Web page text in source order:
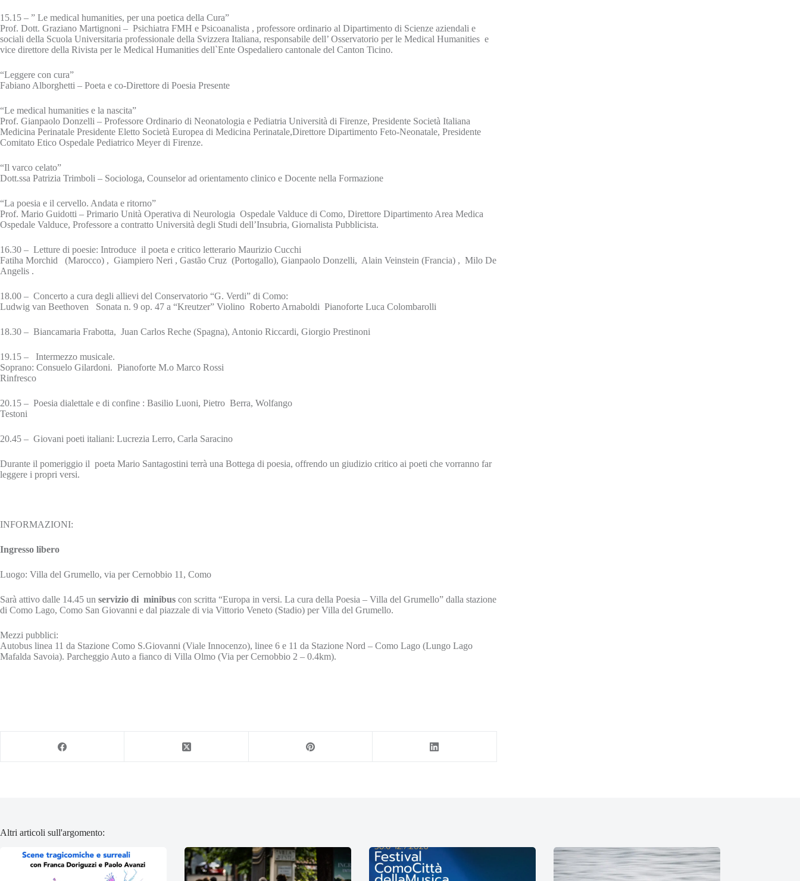
15.15 – ” Le medical humanities, per una poetica della Cura”
Prof. Dott. Graziano Martignoni – Psichiatra FMH e Psicoanalista , professore ordinario al Dipartimento di Scienze aziendali e
sociali della Scuola Universitaria professionale della Svizzera Italiana, responsabile dell’ Osservatorio per le Medical Humanities e
vice direttore della Rivista per le Medical Humanities dell`Ente Ospedaliero cantonale del Canton Ticino.
“Leggere con cura”
Fabiano Alborghetti – Poeta e co-Direttore di Poesia Presente
“Le medical humanities e la nascita”
Prof. Gianpaolo Donzelli – Professore Ordinario di Neonatologia e Pediatria Università di Firenze, Presidente Società Italiana
Medicina Perinatale Presidente Eletto Società Europea di Medicina Perinatale,Direttore Dipartimento Feto-Neonatale, Presidente
Comitato Etico Ospedale Pediatrico Meyer di Firenze.
“Il varco celato”
Dott.ssa Patrizia Trimboli – Sociologa, Counselor ad orientamento clinico e Docente nella Formazione
“La poesia e il cervello. Andata e ritorno”
Prof. Mario Guidotti – Primario Unità Operativa di Neurologia Ospedale Valduce di Como, Direttore Dipartimento Area Medica
Ospedale Valduce, Professore a contratto Università degli Studi dell’Insubria, Giornalista Pubblicista.
16.30 – Letture di poesie: Introduce il poeta e critico letterario Maurizio Cucchi
Fatiha Morchid (Marocco) , Giampiero Neri , Gastão Cruz (Portogallo), Gianpaolo Donzelli, Alain Veinstein (Francia) , Milo De
Angelis .
18.00 – Concerto a cura degli allievi del Conservatorio “G. Verdi” di Como:
Ludwig van Beethoven Sonata n. 9 op. 47 a “Kreutzer” Violino Roberto Arnaboldi Pianoforte Luca Colombarolli
18.30 – Biancamaria Frabotta, Juan Carlos Reche (Spagna), Antonio Riccardi, Giorgio Prestinoni
19.15 – Intermezzo musicale.
Soprano: Consuelo Gilardoni. Pianoforte M.o Marco Rossi
Rinfresco
20.15 – Poesia dialettale e di confine : Basilio Luoni, Pietro Berra, Wolfango
Testoni
20.45 – Giovani poeti italiani: Lucrezia Lerro, Carla Saracino
Durante il pomeriggio il poeta Mario Santagostini terrà una Bottega di poesia, offrendo un giudizio critico ai poeti che vorranno far
leggere i propri versi.
INFORMAZIONI:
Ingresso libero
Luogo: Villa del Grumello, via per Cernobbio 11, Como
Sarà attivo dalle 14.45 un servizio di minibus con scritta “Europa in versi. La cura della Poesia – Villa del Grumello” dalla stazione
di Como Lago, Como San Giovanni e dal piazzale di via Vittorio Veneto (Stadio) per Villa del Grumello.
Mezzi pubblici:
Autobus linea 11 da Stazione Como S.Giovanni (Viale Innocenzo), linee 6 e 11 da Stazione Nord – Como Lago (Lungo Lago
Mafalda Savoia). Parcheggio Auto a fianco di Villa Olmo (Via per Cernobbio 2 – 0.4km).
Altri articoli sull'argomento: